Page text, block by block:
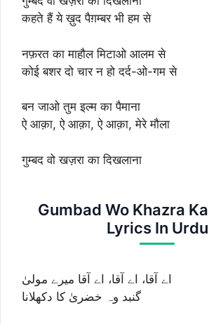
कहते हैं ये ख़ुद पैग़म्बर भी हम से
नफ़रत का माहौल मिटाओ आलम से
कोई बशर दो चार न हो दर्द-ओ-गम से
बन जाओ तुम इल्म का पैमाना
ऐ आक़ा, ऐ आक़ा, ऐ आक़ा, मेरे मौला
गुम्बद वो खज़रा का दिखलाना
Gumbad Wo Khazra
Lyrics In Urdu
اے آقا، اے آقا، اے آقا میرے مولیٰ
گنبد وہ خضریٰ کا دکھلانا